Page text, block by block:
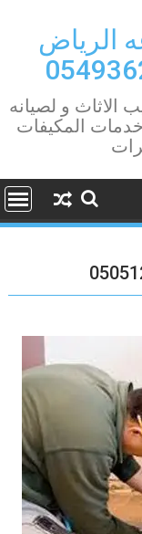
الرياض
الاثاث و لصيانه
المكيفات